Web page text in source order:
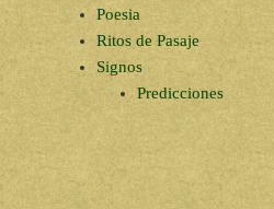
Poesia
Ritos de Pasaje
Signos
Predicciones